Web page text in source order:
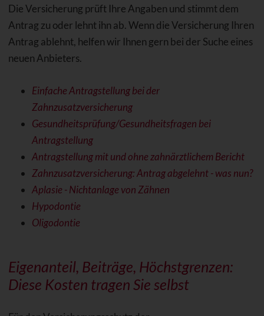
Die Versicherung prüft Ihre Angaben und stimmt dem
Antrag zu oder lehnt ihn ab. Wenn die Versicherung Ihren
Antrag ablehnt, helfen wir Ihnen gern bei der Suche eines
neuen Anbieters.
Einfache Antragstellung bei der
Zahnzusatzversicherung
Gesundheitsprüfung/Gesundheitsfragen bei
Antragstellung
Antragstellung mit und ohne zahnärztlichem Bericht
Zahnzusatzversicherung: Antrag abgelehnt - was nun?
Aplasie - Nichtanlage von Zähnen
Hypodontie
Oligodontie
Eigenanteil, Beiträge, Höchstgrenzen:
Diese Kosten tragen Sie selbst